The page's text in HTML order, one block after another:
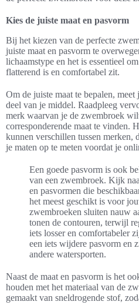
Kies de juiste maat en pasvorm
Bij het kiezen van de perfecte
juiste maat en pasvorm te
lichaamstype en het is essentieel
flatterend is en comfortabel zit.
Om de juiste maat te bepalen,
deel van je middel. Raadpleeg
merk waarvan je de zwembroek
corresponderende maat te vinden.
kunnen verschillen tussen merken,
je maten op te meten voordat je
Een goede pasvorm is ook
van een zwembroek. Kijk
en pasvormen die
het meest geschikt is voor
zwembroeken sluiten nauw
tonen de contouren, terwijl
iets losser en comfortabeler
een iets wijdere pasvorm en
andere watersporten.
Naast de maat en pasvorm is het
houden met het materiaal van de
gemaakt van sneldrogende stof,